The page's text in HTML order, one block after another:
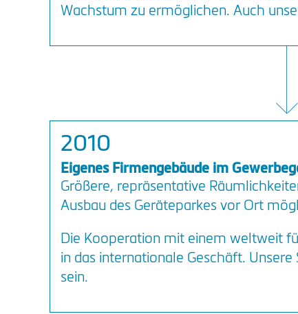
Wachstum zu ermöglichen. Auch
2010
Eigenes Firmengebäude im
Größere, repräsentative
Ausbau des Geräteparkes vor Ort
Die Kooperation mit einem weltweit
in das internationale Geschäft.
sein.